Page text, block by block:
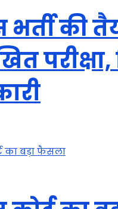
की